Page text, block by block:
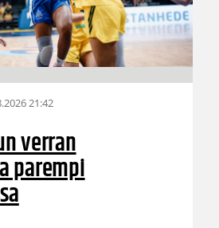
21:42
verran
parempi